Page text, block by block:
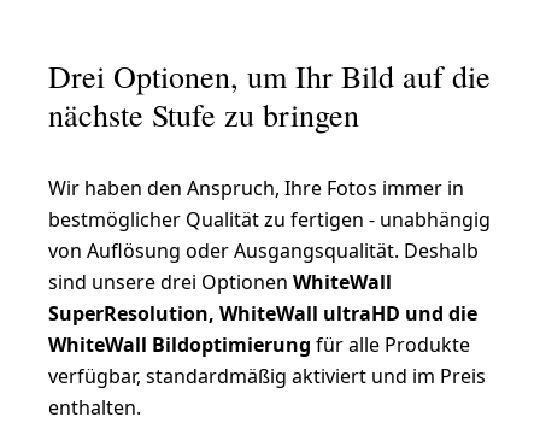
Drei Optionen, um Ihr Bild auf die
nächste Stufe zu bringen
Wir haben den Anspruch, Ihre Fotos immer in
bestmöglicher Qualität zu fertigen - unabhängig
von Auflösung oder Ausgangsqualität. Deshalb
sind unsere drei Optionen WhiteWall
SuperResolution, WhiteWall ultraHD und die
WhiteWall Bildoptimierung für alle Produkte
verfügbar, standardmäßig aktiviert und im Preis
enthalten.